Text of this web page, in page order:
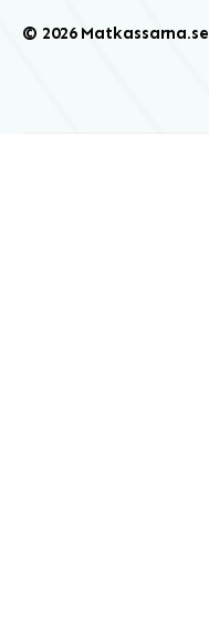
© 2026 Matkassarna.se